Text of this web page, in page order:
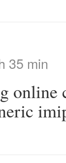
35 min
online